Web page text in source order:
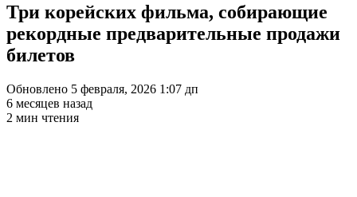
Три корейских фильма, собирающие
рекордные предварительные продажи
билетов
Обновлено 5 февраля, 2026 1:07 дп
6 месяцев назад
2 мин чтения